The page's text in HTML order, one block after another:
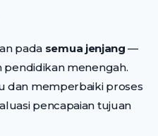
pada semua jenjang —
pendidikan menengah.
dan memperbaiki proses
pencapaian tujuan